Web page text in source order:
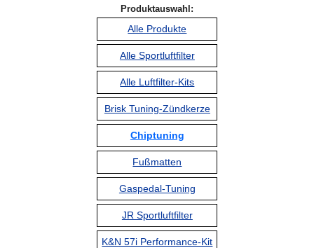
Produktauswahl:
Alle Produkte
Alle Sportluftfilter
Alle Luftfilter-Kits
Brisk Tuning-Zündkerze
Chiptuning
Fußmatten
Gaspedal-Tuning
JR Sportluftfilter
K&N 57i Performance-Kit